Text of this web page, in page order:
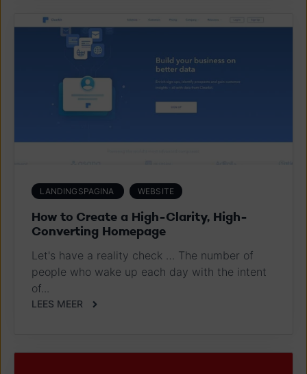
LANDINGSPAGINA WEBSITE
How to Create a High-Clarity, High-
Converting Homepage
Let's have a reality check … The number of
people who wake up each day with the intent
of...
LEES MEER